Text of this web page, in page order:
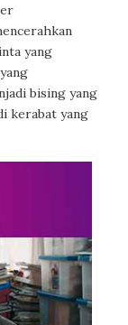
yang
bising yang
kerabat yang